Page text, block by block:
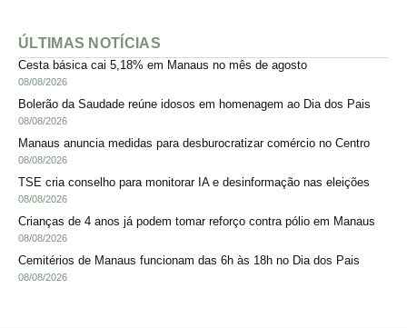
ÚLTIMAS NOTÍCIAS
Cesta básica cai 5,18% em Manaus no mês de agosto
08/08/2026
Bolerão da Saudade reúne idosos em homenagem ao Dia dos Pais
08/08/2026
Manaus anuncia medidas para desburocratizar comércio no Centro
08/08/2026
TSE cria conselho para monitorar IA e desinformação nas eleições
08/08/2026
Crianças de 4 anos já podem tomar reforço contra pólio em Manaus
08/08/2026
Cemitérios de Manaus funcionam das 6h às 18h no Dia dos Pais
08/08/2026